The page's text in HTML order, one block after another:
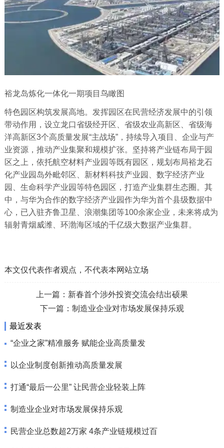
裕龙岛炼化一体化一期项目鸟瞰图
特色园区构筑发展高地。发挥园区在民营经济发展中的引领
带动作用，设立龙口省级经开区、省级农业高新区、省级海
洋高新区3个高质量发展“主战场”，持续导入项目、企业与产
业资源，推动产业集聚和规模扩张。坚持将产业链布局于园
区之上，依托航空材料产业园等既有园区，规划布局裕龙石
化产业园岛外毗邻区、新材料科技产业园、数字经济产业
园、生命科学产业园等特色园区，打造产业集群生态圈。其
中，与华为合作的数字经济产业园作为华为首个县级数据中
心，已入驻齐鲁卫星、浪潮集团等100余家企业，未来将成为
辐射青烟威潍、环渤海区域的千亿级大数据产业集群。
本文仅代表作者观点，不代表本网站立场
上一篇： 新春首个涉外投资交流会结出硕果
下一篇： 制造业企业对市场发展保持乐观
最近发表
“企业之家”精准服务 赋能企业高质量发
以企业制度创新推动高质量发展
打通“最后一公里” 让民营企业轻装上阵
制造业企业对市场发展保持乐观
民营企业总数超2万家 4条产业链规模过百